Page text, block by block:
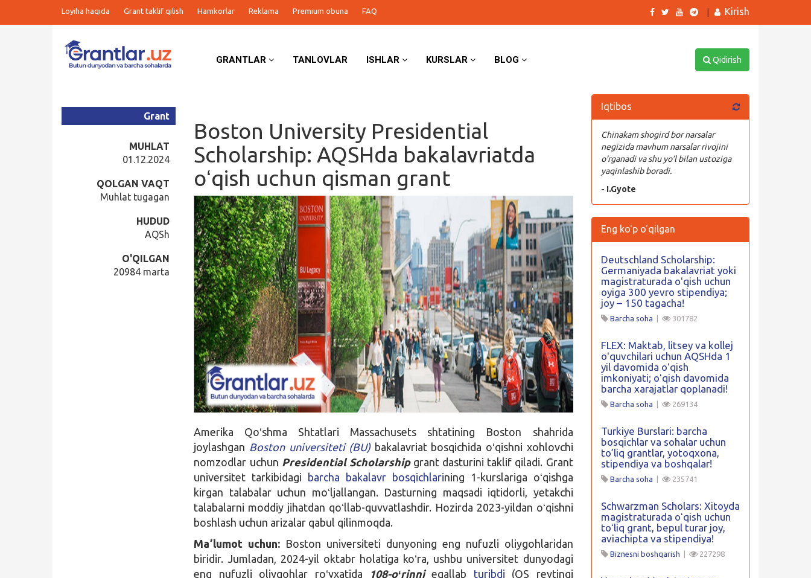
Loyiha haqida Grant taklif qilish Hamkorlar Reklama Premium obuna FAQ Kirish
GRANTLAR TANLOVLAR ISHLAR KURSLAR BLOG Qidirish
Boston University Presidential
Scholarship: AQSHda bakalavriatda
oʻqish uchun qisman grant
Grant
MUHLAT
01.12.2024
QOLGAN VAQT
Muhlat tugagan
HUDUD
AQSh
O'QILGAN
20984 marta
Amerika Qoʻshma Shtatlari Massachusets shtatining Boston shahrida
joylashgan Boston universiteti (BU)bakalavriat bosqichida oʻqishni xohlovchi
nomzodlar uchun Presidential Scholarshipgrant dasturini taklif qiladi. Grant
universitet tarkibidagi barcha bakalavr bosqichlarining 1-kurslariga oʻqishga
kirgan talabalar uchun moʻljallangan. Dasturning maqsadi iqtidorli, yetakchi
talabalarni moddiy jihatdan qoʻllab-quvvatlashdir. Hozirda 2023-yildan oʻqishni
boshlash uchun arizalar qabul qilinmoqda.
Maʼlumot uchun: Boston universiteti dunyoning eng nufuzli oliygohlaridan
biridir. Jumladan, 2024-yil oktabr holatiga koʻra, ushbu universitet dunyodagi
eng nufuzli oliygohlar roʻyxatida
108-oʻrinni egallab turibdi (QS reytingi
Iqtibos
Chinakam shogird bor narsalar
negizida mavhum narsalar rivojini
o’rganadi va shu yo’l bilan ustoziga
yaqinlashib boradi.
- I.Gyote
Eng ko'p o'qilgan
Deutschland Scholarship:
Germaniyada bakalavriat yoki
magistraturada oʻqish uchun
oyiga 300 yevro stipendiya;
joy – 150 tagacha!
Barcha soha 301782
FLEX: Maktab, litsey va kollej
oʻquvchilari uchun AQSHda 1
yil davomida oʻqish
imkoniyati; oʻqish davomida
barcha xarajatlar qoplanadi!
Barcha soha 269134
Turkiye Burslari: barcha
bosqichlar va sohalar uchun
to’liq grantlar, yotoqxona,
stipendiya va boshqalar!
Barcha soha 235741
Schwarzman Scholars: Xitoyda
magistraturada oʻqish uchun
toʻliq grant, bepul turar joy,
aviachipta va stipendiya!
Biznesni boshqarish 227298